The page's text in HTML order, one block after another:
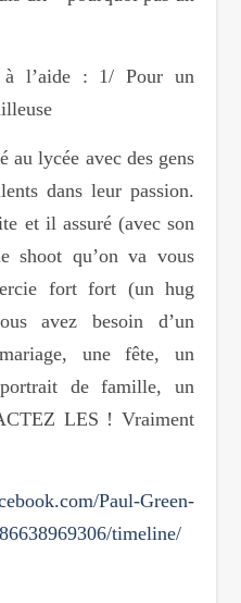
à l’aide : 1/ Pour un
au lycée avec des gens
dans leur passion.
et il assuré (avec son
shoot qu’on va vous
fort fort (un hug
avez besoin d’un
une fête, un
de famille, un
LES ! Vraiment
Paul-Green-
timeline/